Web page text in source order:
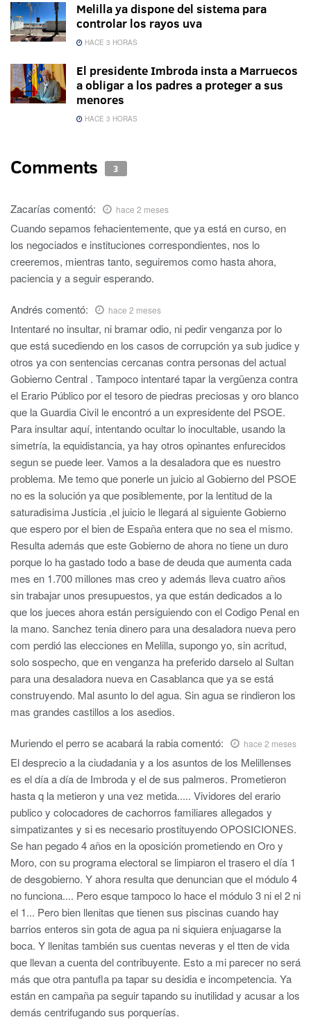
Melilla ya dispone del sistema para
controlar los rayos uva
HACE 3 HORAS
El presidente Imbroda insta a Marruecos
a obligar a los padres a proteger a sus
menores
HACE 3 HORAS
Comments 3
Zacarías comentó: hace 2 meses
Cuando sepamos fehacientemente, que ya está en curso, en
los negociados e instituciones correspondientes, nos lo
creeremos, mientras tanto, seguiremos como hasta ahora,
paciencia y a seguir esperando.
Andrés comentó: hace 2 meses
Intentaré no insultar, ni bramar odio, ni pedir venganza por lo
que está sucediendo en los casos de corrupción ya sub judice y
otros ya con sentencias cercanas contra personas del actual
Gobierno Central . Tampoco intentaré tapar la vergüenza contra
el Erario Público por el tesoro de piedras preciosas y oro blanco
que la Guardia Civil le encontró a un expresidente del PSOE.
Para insultar aquí, intentando ocultar lo inocultable, usando la
simetría, la equidistancia, ya hay otros opinantes enfurecidos
segun se puede leer. Vamos a la desaladora que es nuestro
problema. Me temo que ponerle un juicio al Gobierno del PSOE
no es la solución ya que posiblemente, por la lentitud de la
saturadisima Justicia ,el juicio le llegará al siguiente Gobierno
que espero por el bien de España entera que no sea el mismo.
Resulta además que este Gobierno de ahora no tiene un duro
porque lo ha gastado todo a base de deuda que aumenta cada
mes en 1.700 millones mas creo y además lleva cuatro años
sin trabajar unos presupuestos, ya que están dedicados a lo
que los jueces ahora están persiguiendo con el Codigo Penal en
la mano. Sanchez tenia dinero para una desaladora nueva pero
com perdió las elecciones en Melilla, supongo yo, sin acritud,
solo sospecho, que en venganza ha preferido darselo al Sultan
para una desaladora nueva en Casablanca que ya se está
construyendo. Mal asunto lo del agua. Sin agua se rindieron los
mas grandes castillos a los asedios.
Muriendo el perro se acabará la rabiacomentó: hace 2 meses
El desprecio a la ciudadania y a los asuntos de los Melillenses
es el día a día de Imbroda y el de sus palmeros. Prometieron
hasta q la metieron y una vez metida..... Vividores del erario
publico y colocadores de cachorros familiares allegados y
simpatizantes y si es necesario prostituyendo OPOSICIONES.
Se han pegado 4 años en la oposición prometiendo en Oro y
Moro, con su programa electoral se limpiaron el trasero el día 1
de desgobierno. Y ahora resulta que denuncian que el módulo 4
no funciona.... Pero esque tampoco lo hace el módulo 3 ni el 2 ni
el 1... Pero bien llenitas que tienen sus piscinas cuando hay
barrios enteros sin gota de agua pa ni siquiera enjuagarse la
boca. Y llenitas también sus cuentas neveras y el tten de vida
que llevan a cuenta del contribuyente. Esto a mi parecer no será
más que otra pantufla pa tapar su desidia e incompetencia. Ya
están en campaña pa seguir tapando su inutilidad y acusar a los
demás centrifugando sus porquerías.